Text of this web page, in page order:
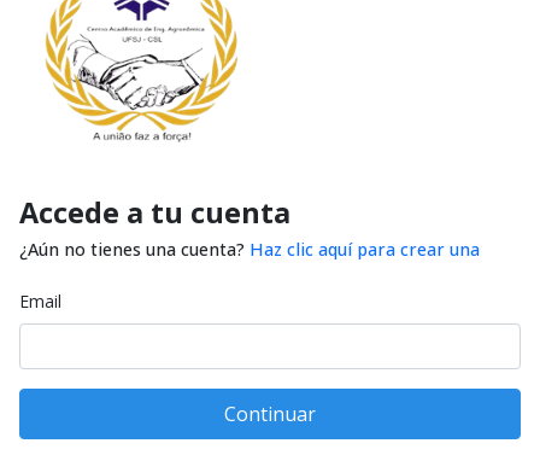
Accede a tu cuenta
¿Aún no tienes una cuenta? Haz clic aquí para crear una
Email
Continuar